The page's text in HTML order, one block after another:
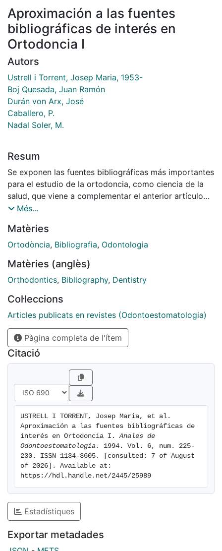
Aproximación a las fuentes
bibliográficas de interés en
Ortodoncia I
Autors
Ustrell i Torrent, Josep Maria, 1953-
Boj Quesada, Juan Ramón
Durán von Arx, José
Caballero, P.
Nadal Soler, M.
Resum
Se exponen las fuentes bibliográficas más importantes
para el estudio de la ortodoncia, como ciencia de la
salud, que viene a complementar el anterior artículo
sobre "Fuentes documentales de la ortodoncia". Se
España.
Més...
Matèries
Ortodòncia, Bibliografia, Odontologia
Matèries (anglès)
Orthodontics, Bibliography, Dentistry
Col·leccions
Articles publicats en revistes (Odontoestomatologia)
Pàgina completa de l'ítem
Citació
USTRELL I TORRENT, Josep Maria, et al.
Aproximación a las fuentes bibliográficas de
interés en Ortodoncia I. Anales de
Odontoestomatología . 1994. Vol. 6, num. 225-
230. ISSN 1134-3605. [consulted: 7 of August
of 2026]. Available at:
https://hdl.handle.net/2445/25989
Estadístiques
Exportar metadades